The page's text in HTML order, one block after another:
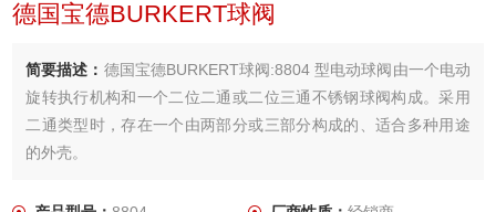
德国宝德BURKERT球阀
简要描述： 德国宝德BURKERT球阀:8804 型电动球阀由一个电动
旋转执行机构和一个二位二通或二位三通不锈钢球阀构成。采用
二通类型时，存在一个由两部分或三部分构成的、适合多种用途
的外壳。